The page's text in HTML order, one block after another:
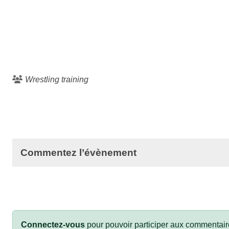
Wrestling training
Commentez l’évènement
Connectez-vous pour pouvoir participer aux